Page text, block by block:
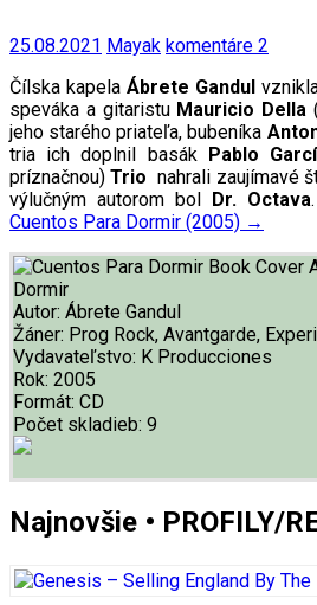
25.08.2021 Mayak komentáre 2
Čílska kapelaÁbrete Gandul
speváka a gitaristu Mauricio Della
jeho starého priateľa, bubeníka
tria ich doplnil basák Pablo
príznačnou)Trio nahrali zaujímavé
výlučným autorom bol Dr. Octava
Cuentos Para Dormir (2005) →
Dormir
Autor: Ábrete Gandul
Žáner: Prog Rock, Avantgarde,
Vydavateľstvo: K Producciones
Rok: 2005
Formát: CD
Počet skladieb: 9
Najnovšie • PROFILY/